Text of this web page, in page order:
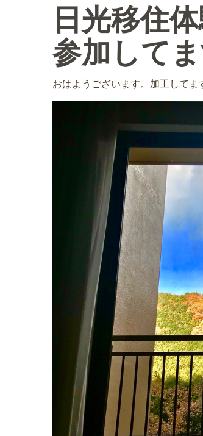
日光移住
参加してま
おはようございます。加工してま